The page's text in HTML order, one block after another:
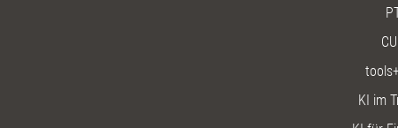
KI im